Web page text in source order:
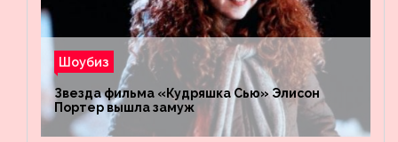
Шоубиз
Звезда фильма «Кудряшка Сью» Элисон
Портер вышла замуж